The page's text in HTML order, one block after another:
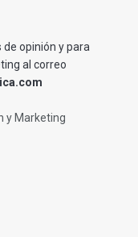
opinión y para
al correo
y Marketing